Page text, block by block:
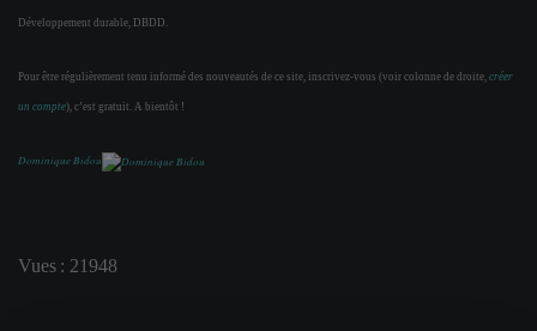
Développement durable, DBDD.
Pour être régulièrement tenu informé des nouveautés de ce site, inscrivez-vous (voir colonne de droite, créer
un compte), c’est gratuit. A bientôt !
Dominique Bidou
Vues : 21948